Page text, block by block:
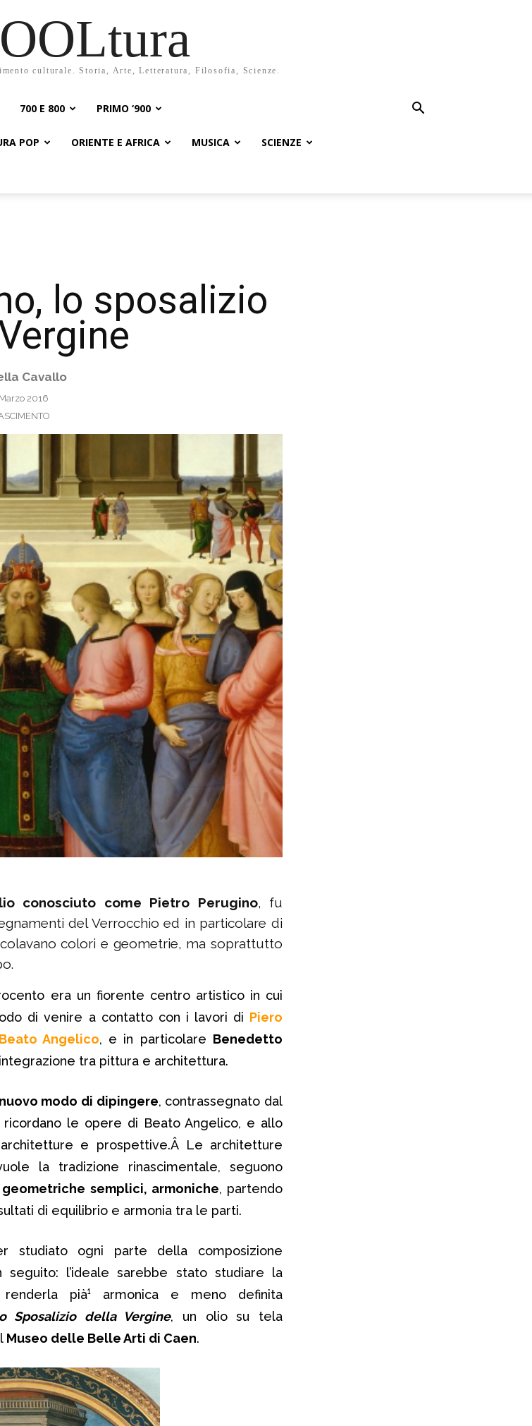
culturale. Storia, Arte, Letteratura, Filosofia, Scienze.
700 E 800 PRIMO ‘900
POP ORIENTE E AFRICA MUSICA SCIENZE
lo sposalizio
Cavallo
2016
conosciuto come Pietro Perugino, fu
del Verrocchio ed in particolare di
colori e geometrie, ma soprattutto
era un fiorente centro artistico in cui
di venire a contatto con i lavori di Piero
Beato Angelico, e in particolare Benedetto
tra pittura e architettura.
nuovo modo di dipingere, contrassegnato dal
le opere di Beato Angelico, e allo
e prospettive.Â Le architetture
la tradizione rinascimentale, seguono
semplici, armoniche, partendo
di equilibrio e armonia tra le parti.
ogni parte della composizione
l’ideale sarebbe stato studiare la
pià¹ armonica e meno definita
Sposalizio della Vergine, un olio su tela
Museo delle Belle Arti di Caen.